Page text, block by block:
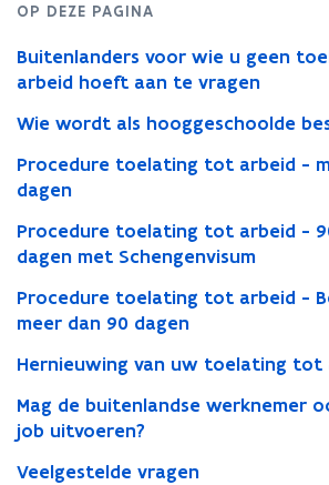
OP DEZE PAGINA
Buitenlanders voor wie u geen
arbeid hoeft aan te vragen
Wie wordt als hooggeschoolde
Procedure toelating tot arbeid -
dagen
Procedure toelating tot arbeid -
dagen met Schengenvisum
Procedure toelating tot arbeid -
meer dan 90 dagen
Hernieuwing van uw toelating tot
Mag de buitenlandse werknemer
job uitvoeren?
Veelgestelde vragen